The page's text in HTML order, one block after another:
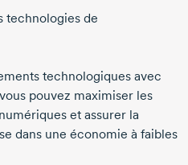
technologies de
technologiques avec
pouvez maximiser les
et assurer la
dans une économie à faibles